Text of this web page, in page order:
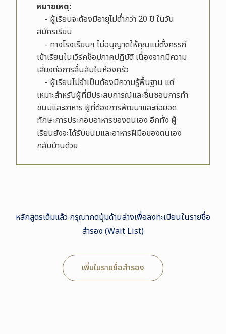
หมายเหตุ:
- ผู้เรียนจะต้องมีอายุไม่ต่ำกว่า 20 ปี ในวัน
สมัครเรียน
- ทางโรงเรียนฯ ไม่อนุญาตให้คุณแม่ตั้งครรภ์
เข้าเรียนในเวิร์คช็อปภาคปฏิบัติ เนื่องจากมีความ
เสี่ยงต่อการลื่นล้มในห้องครัว
- ผู้เรียนไม่จำเป็นต้องมีความรู้พื้นฐาน แต่
เหมาะสำหรับผู้ที่มีประสบการณ์และชื่นชอบการทำ
ขนมและอาหาร ผู้ที่ต้องการพัฒนาและต่อยอด
ทักษะการประกอบอาหารของตนเอง อีกทั้ง ผู้
เรียนยังจะได้รับขนมและอาหารฝีมือของตนเอง
กลับบ้านด้วย
หลักสูตรเต็มแล้ว กรุณากดปุ่มด้านล่างเพื่อลงทะเบียนในรายชื่อ
สำรอง (Wait List)
เพิ่มในรายชื่อสำรอง